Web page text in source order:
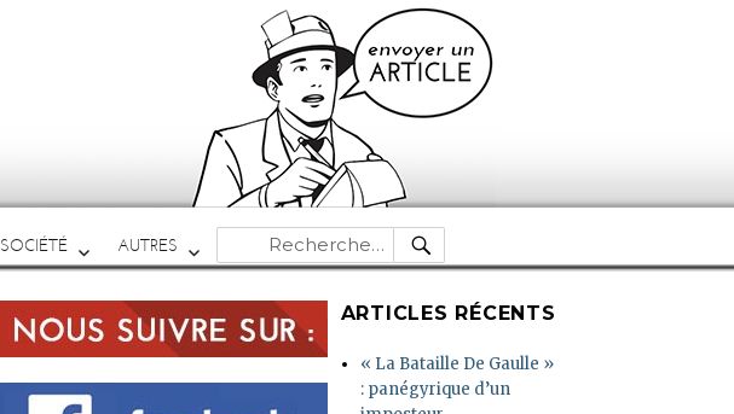
SOCIÉTÉ AUTRES
Recherche
pour :
RECHERCHE
ARTICLES RÉCENTS
« La Bataille De Gaulle »
: panégyrique d’un